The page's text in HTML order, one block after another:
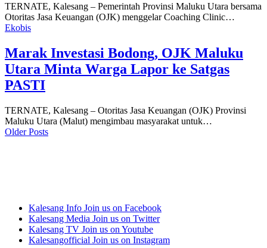
TERNATE, Kalesang – Pemerintah Provinsi Maluku Utara bersama
Otoritas Jasa Keuangan (OJK) menggelar Coaching Clinic…
Ekobis
Marak Investasi Bodong, OJK Maluku
Utara Minta Warga Lapor ke Satgas
PASTI
TERNATE, Kalesang – Otoritas Jasa Keuangan (OJK) Provinsi
Maluku Utara (Malut) mengimbau masyarakat untuk…
Older Posts
Kalesang Info Join us on Facebook
Kalesang Media Join us on Twitter
Kalesang TV Join us on Youtube
Kalesangofficial Join us on Instagram